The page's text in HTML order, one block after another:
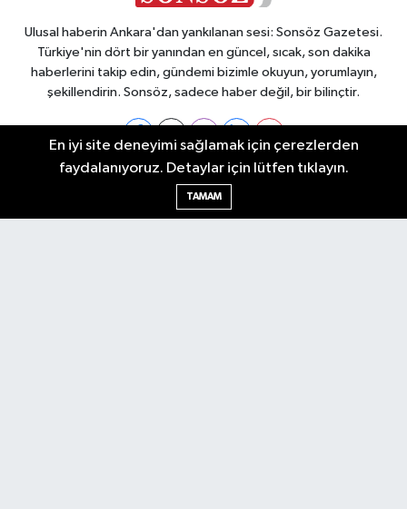
Ulusal haberin Ankara'dan yankılanan sesi: Sonsöz Gazetesi.
Türkiye'nin dört bir yanından en güncel, sıcak, son dakika
haberlerini takip edin, gündemi bizimle okuyun, yorumlayın,
şekillendirin. Sonsöz, sadece haber değil, bir bilinçtir.
Ankara Nöbetçi Eczaneler
En iyi site deneyimi sağlamak için çerezlerden
faydalanıyoruz. Detaylar için lütfen tıklayın.
TAMAM